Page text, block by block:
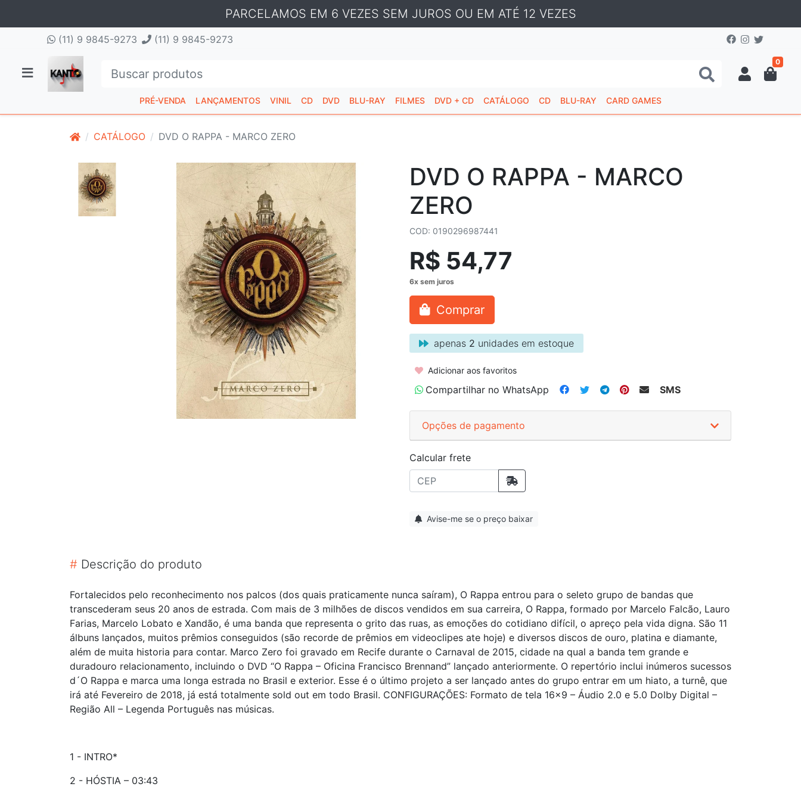
PARCELAMOS EM 6 VEZES SEM JUROS OU EM ATÉ 12 VEZES
(11) 9 9845-9273 (11) 9 9845-9273
0
PRÉ-VENDA LANÇAMENTOS VINIL CD DVD BLU-RAY FILMES DVD + CD CATÁLOGO CD BLU-RAY CARD GAMES
CATÁLOGO DVD O RAPPA - MARCO ZERO
DVD O RAPPA - MARCO
ZERO
COD: 0190296987441
R$ 54,77
Comprar
apenas 2 unidades em estoque
Adicionar aos favoritos
Compartilhar no WhatsApp SMS
Opções de pagamento
Calcular frete
Avise-me se o preço baixar
# Descrição do produto
Fortalecidos pelo reconhecimento nos palcos (dos quais praticamente nunca saíram), O Rappa entrou para o seleto grupo de bandas que
transcederam seus 20 anos de estrada. Com mais de 3 milhões de discos vendidos em sua carreira, O Rappa, formado por Marcelo Falcão, Lauro
Farias, Marcelo Lobato e Xandão, é uma banda que representa o grito das ruas, as emoções do cotidiano difícil, o apreço pela vida digna. São 11
álbuns lançados, muitos prêmios conseguidos (são recorde de prêmios em videoclipes ate hoje) e diversos discos de ouro, platina e diamante,
além de muita historia para contar. Marco Zero foi gravado em Recife durante o Carnaval de 2015, cidade na qual a banda tem grande e
duradouro relacionamento, incluindo o DVD “O Rappa – Oficina Francisco Brennand” lançado anteriormente. O repertório inclui inúmeros sucessos
d´O Rappa e marca uma longa estrada no Brasil e exterior. Esse é o último projeto a ser lançado antes do grupo entrar em um hiato, a turnê, que
irá até Fevereiro de 2018, já está totalmente sold out em todo Brasil. CONFIGURAÇÕES: Formato de tela 16x9 – Áudio 2.0 e 5.0 Dolby Digital –
Região All – Legenda Português nas músicas.
1 - INTRO*
2 - HÓSTIA – 03:43